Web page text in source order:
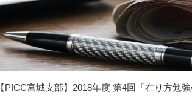
【PICC宮城支部】2018年度 第4回「在り方勉